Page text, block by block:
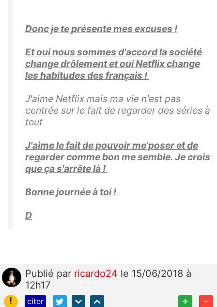
Donc je te présente mes excuses !
Et oui nous sommes d'accord la société
change drôlement et oui Netflix change
les habitudes des français !
J'aime Netflix mais ma vie n'est pas
centrée sur le fait de regarder des séries à
tout
J'aime le fait de pouvoir me'poser et de
regarder comme bon me semble. Je crois
que ça s'arrête là !
Bonne journée à toi !
D
Publié par ricardo24 le 15/06/2018 à
12h17
!
citer + -